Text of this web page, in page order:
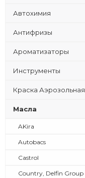
Автохимия
Антифризы
Ароматизаторы
Инструменты
Краска Аэрозольная
Масла
AKira
Autobacs
Castrol
Country, Delfin Group